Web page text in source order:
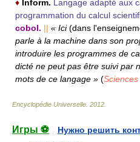
♦ Inform.
Langage adapté aux
programmation du calcul
cobol. || « Ici(dans
parle à la machine dans son
introduire les programmes de
dicté ne peut pas être suivi par
mots de ce langage » (Sciences
Encyclopédie Universelle 2012
Игры ⚽
Нужно решить